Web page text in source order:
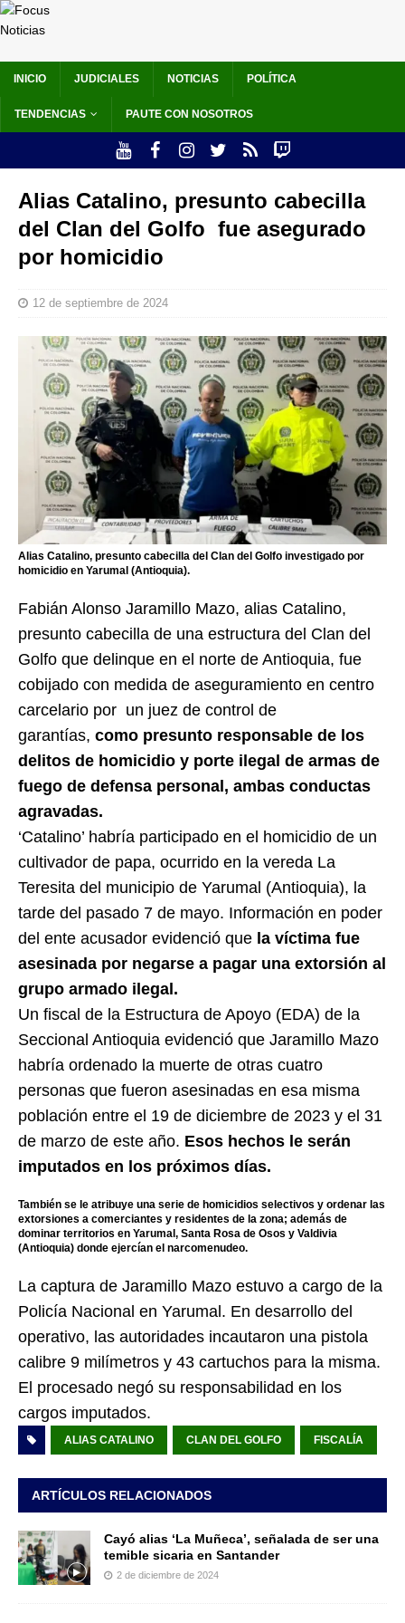
INICIO JUDICIALES NOTICIAS POLÍTICA
TENDENCIAS PAUTE CON NOSOTROS
Alias Catalino, presunto cabecilla
del Clan del Golfo fue asegurado
por homicidio
12 de septiembre de 2024
Alias Catalino, presunto cabecilla del Clan del Golfo investigado por
homicidio en Yarumal (Antioquia).
Fabián Alonso Jaramillo Mazo, alias Catalino,
presunto cabecilla de una estructura del Clan del
Golfo que delinque en el norte de Antioquia, fue
cobijado con medida de aseguramiento en centro
carcelario por un juez de control de
garantías, como presunto responsable de los
delitos de homicidio y porte ilegal de armas de
fuego de defensa personal, ambas conductas
agravadas.
‘Catalino’ habría participado en el homicidio de un
cultivador de papa, ocurrido en la vereda La
Teresita del municipio de Yarumal (Antioquia), la
tarde del pasado 7 de mayo. Información en poder
del ente acusador evidenció que la víctima fue
asesinada por negarse a pagar una extorsión al
grupo armado ilegal.
Un fiscal de la Estructura de Apoyo (EDA) de la
Seccional Antioquia evidenció que Jaramillo Mazo
habría ordenado la muerte de otras cuatro
personas que fueron asesinadas en esa misma
población entre el 19 de diciembre de 2023 y el 31
de marzo de este año. Esos hechos le serán
imputados en los próximos días.
También se le atribuye una serie de homicidios selectivos y ordenar las
extorsiones a comerciantes y residentes de la zona; además de
dominar territorios en Yarumal, Santa Rosa de Osos y Valdivia
(Antioquia) donde ejercían el narcomenudeo.
La captura de Jaramillo Mazo estuvo a cargo de la
Policía Nacional en Yarumal. En desarrollo del
operativo, las autoridades incautaron una pistola
calibre 9 milímetros y 43 cartuchos para la misma.
El procesado negó su responsabilidad en los
cargos imputados.
ALIAS CATALINO CLAN DEL GOLFO FISCALÍA
ARTÍCULOS RELACIONADOS
Cayó alias ‘La Muñeca’, señalada de ser una
temible sicaria en Santander
2 de diciembre de 2024